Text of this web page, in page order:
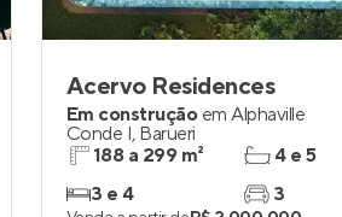
Acervo Residences
Em construção em Alphaville
Conde I, Barueri
188 a 299 m²
3 e 4
4 e 5
3